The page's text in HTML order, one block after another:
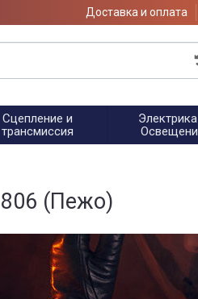
Доставка и оплата
Сцепление и
трансмиссия
(Пежо)